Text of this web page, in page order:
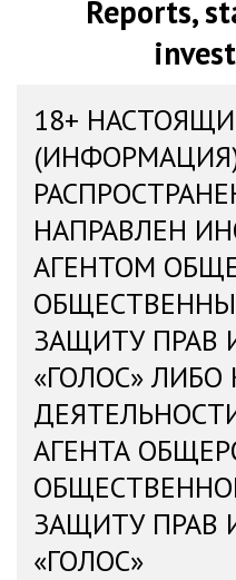
Reports,
18+
НАПРАВЛЕН
АГЕНТОМ
ЗАЩИТУ ПРАВ
«ГОЛОС» ЛИБО
АГЕНТА
ЗАЩИТУ ПРАВ
«ГОЛОС»